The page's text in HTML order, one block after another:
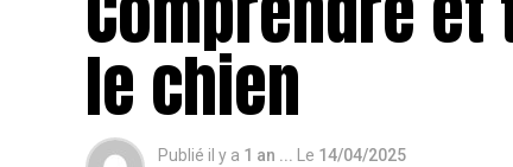
le chien
Publié il y a 1 an ... Le 14/04/2025